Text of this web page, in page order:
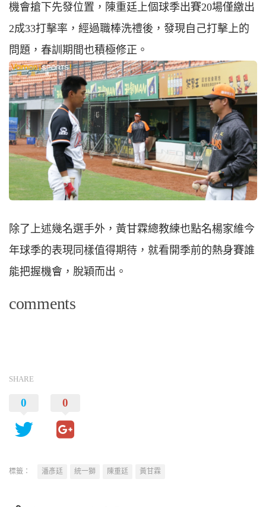
機會搶下先發位置，陳重廷上個球季出賽20場僅繳出
2成33打擊率，經過職棒洗禮後，發現自己打擊上的
問題，春訓期間也積極修正。
除了上述幾名選手外，黃甘霖總教練也點名楊家維今
年球季的表現同樣值得期待，就看開季前的熱身賽誰
能把握機會，脫穎而出。
comments
SHARE
0 0
標籤： 潘彥廷 統一獅 陳重廷 黃甘霖